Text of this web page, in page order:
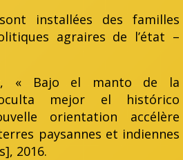
installées des familles
agraires de l’état –
« Bajo el manto de la
mejor el histórico
orientation accélère
paysannes et indiennes
2016.